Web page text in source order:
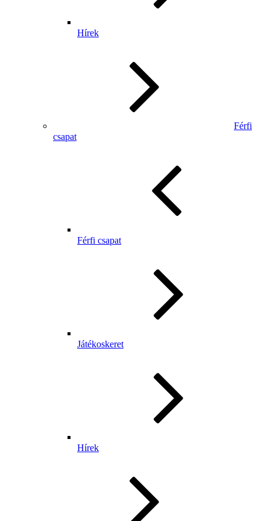
Hírek
Férfi
csapat
Férfi csapat
Játékoskeret
Hírek